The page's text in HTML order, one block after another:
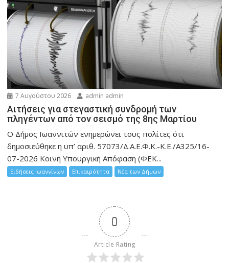
7 Αυγούστου 2026 admin admin
Αιτήσεις για στεγαστική συνδρομή των
πληγέντων από τον σεισμό της 8ης Μαρτίου
Ο Δήμος Ιωαννιτών ενημερώνει τους πολίτες ότι
δημοσιεύθηκε η υπ’ αριθ. 57073/Δ.Α.Ε.Φ.Κ.-Κ.Ε./Α325/16-
07-2026 Κοινή Υπουργική Απόφαση (ΦΕΚ...
Ειδήσεις Ιωαννίνων Επικαιρότητα Νέα των Δήμων
0
Article Rating